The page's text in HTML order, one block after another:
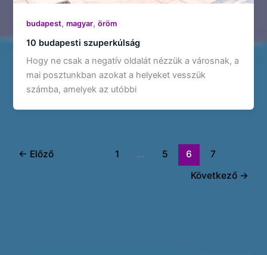
budapest,magyar,öröm
10 budapesti szuperkúlság
Hogy ne csak a negatív oldalát nézzük a városnak, a
mai posztunkban azokat a helyeket vesszük
számba, amelyek az utóbbi
← Előző 1 … 5 6
7
Következő →